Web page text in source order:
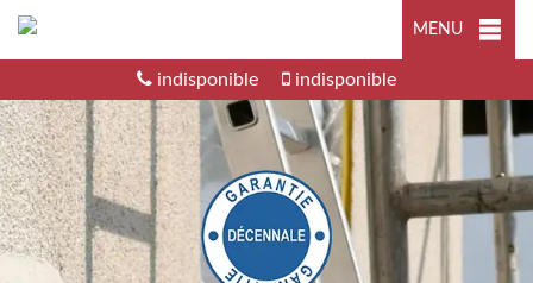
MENU
indisponible indisponible